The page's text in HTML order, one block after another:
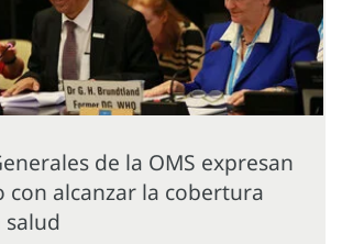
de la OMS expresan
con alcanzar la cobertura
salud